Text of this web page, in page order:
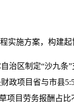
实施方案，构建起
治区制定“沙九条
政项目省与市县
项目劳务报酬占比